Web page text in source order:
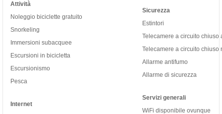
Attività
Noleggio biciclette gratuito
Snorkeling
Immersioni subacquee
Escursioni in bicicletta
Escursionismo
Pesca
Internet
Sicurezza
Estintori
Telecamere a circuito chiuso
Telecamere a circuito chiuso
Allarme antifumo
Allarme di sicurezza
Servizi generali
WiFi disponibile ovunque